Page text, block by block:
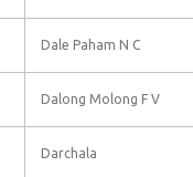
Dale Paham N C
Dalong Molong F V
Darchala